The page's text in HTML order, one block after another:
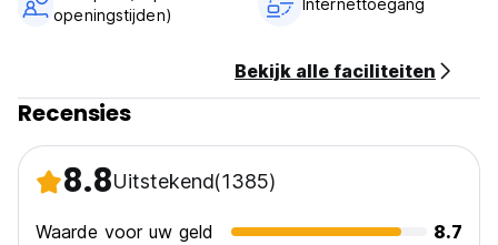
openingstijden)
Internettoegang
Bekijk alle faciliteiten
Recensies
8.8Uitstekend(1385)
Waarde voor uw geld
8.7